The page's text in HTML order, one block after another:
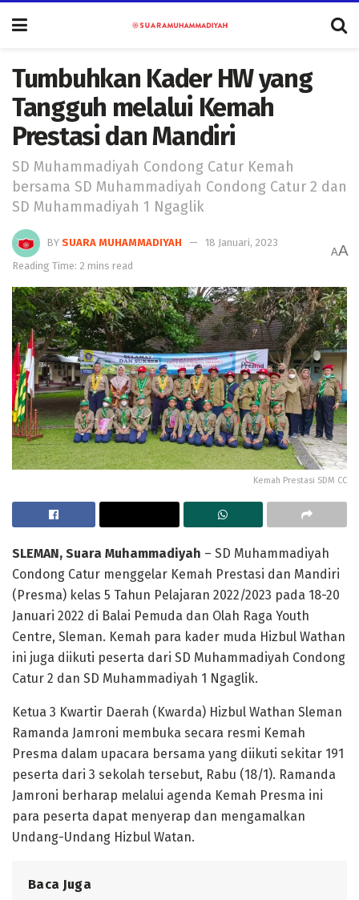
Tumbuhkan Kader HW yang
Tangguh melalui Kemah
Prestasi dan Mandiri
SD Muhammadiyah Condong Catur Kemah
bersama SD Muhammadiyah Condong Catur 2 dan
SD Muhammadiyah 1 Ngaglik
BY SUARA MUHAMMADIYAH
18 Januari, 2023
Reading Time: 2 mins read
AA
Kemah Prestasi SDM CC
SLEMAN, Suara Muhammadiyah – SD Muhammadiyah
Condong Catur menggelar Kemah Prestasi dan Mandiri
(Presma) kelas 5 Tahun Pelajaran 2022/2023 pada 18-20
Januari 2022 di Balai Pemuda dan Olah Raga Youth
Centre, Sleman. Kemah para kader muda Hizbul Wathan
ini juga diikuti peserta dari SD Muhammadiyah Condong
Catur 2 dan SD Muhammadiyah 1 Ngaglik.
Ketua 3 Kwartir Daerah (Kwarda) Hizbul Wathan Sleman
Ramanda Jamroni membuka secara resmi Kemah
Presma dalam upacara bersama yang diikuti sekitar 191
peserta dari 3 sekolah tersebut, Rabu (18/1). Ramanda
Jamroni berharap melalui agenda Kemah Presma ini
para peserta dapat menyerap dan mengamalkan
Undang-Undang Hizbul Watan.
Baca Juga